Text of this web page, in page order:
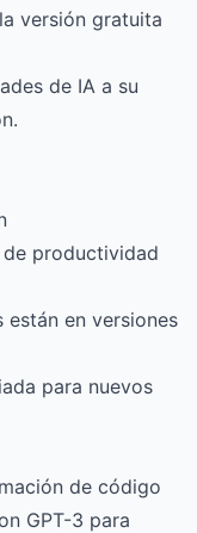
versión gratuita
de IA a su
productividad
están en versiones
para nuevos
de código
GPT-3 para